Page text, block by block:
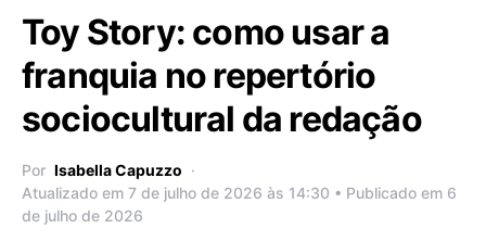
Toy Story: como usar a
franquia no repertório
sociocultural da redação
Por Isabella Capuzzo
Atualizado em 7 de julho de 2026 às 14:30 • Publicado em 6
de julho de 2026